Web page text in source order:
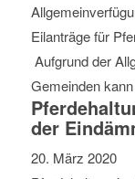
Eilanträge für
Aufgrund der
Gemeinden
der
20. März 2020